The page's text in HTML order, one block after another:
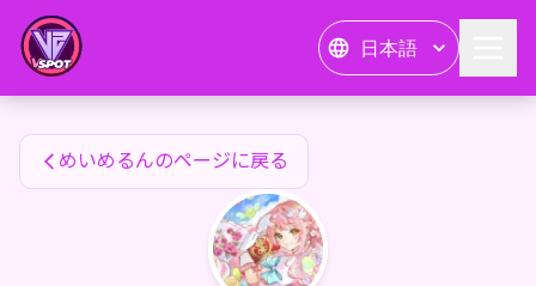
日本語
めいめるんのファンアイテム
めいめるんのページに戻る
めいめるんのファンアイテム — 24karat